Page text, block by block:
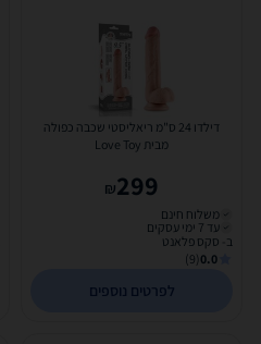
דילדו 24 ס"מ ריאליסטי שכבה כפולה
מבית Love Toy
299
₪
משלוח חינם
עד 7 ימי עסקים
ב- סקס פלאנט
0.0
(9)
לפרטים נוספים